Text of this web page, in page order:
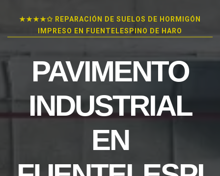
★★★★✩ REPARACIÓN DE SUELOS DE HORMIGÓN
IMPRESO EN FUENTELESPINO DE HARO
PAVIMENTO
INDUSTRIAL
EN